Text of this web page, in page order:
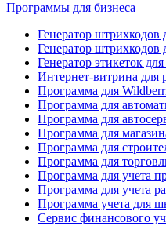
Программы для бизнеса
Генератор штрихкодов
Генератор штрихкодов
Генератор этикеток
Интернет-витрина для
Программа для
Программа для
Программа для
Программа для
Программа для
Программа для
Программа для учета
Программа для учета
Программа учета для
Сервис финансового